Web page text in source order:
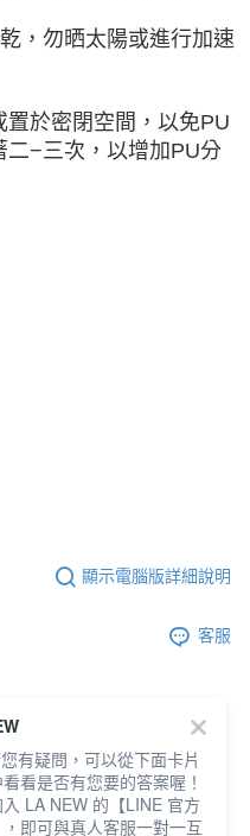
，勿晒太陽或進行加速
於密閉空間，以免PU
二−三次，以增加PU分
顯示電腦版詳細說明
客服
查看全部
能
有疑問，可以從下面卡片
看是否有您要的答案喔！
LA NEW 的【LINE 官方
即可與真人客服一對一互